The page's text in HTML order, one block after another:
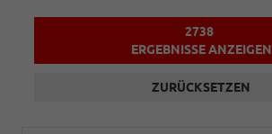
2738
ERGEBNISSE ANZEIGEN
ZURÜCKSETZEN